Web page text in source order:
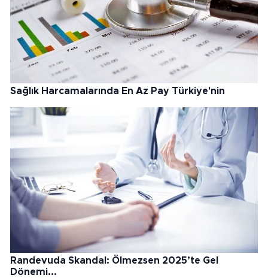
Sağlık Harcamalarında En Az Pay Türkiye'nin
Randevuda Skandal: Ölmezsen 2025’te Gel
Dönemi...